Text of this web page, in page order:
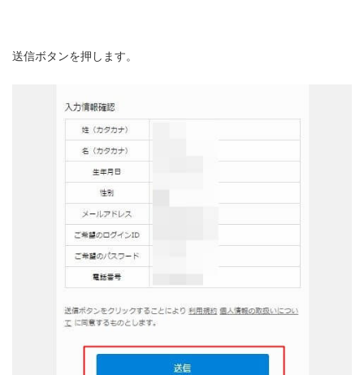
送信ボタンを押します。